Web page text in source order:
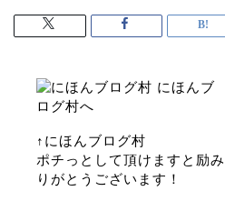
↑にほんブログ村
ポチっとして頂けますと励
りがとうございます！